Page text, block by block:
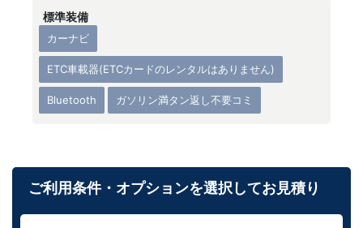
標準装備
カーナビ
ETC車載器(ETCカードのレンタルはありません)
Bluetooth ガソリン満タン返し不要コミ
ご利用条件・オプションを選択してお見積り